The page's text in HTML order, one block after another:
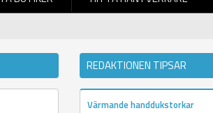
REDAKTIONEN TIPSAR
Värmande handdukstorkar